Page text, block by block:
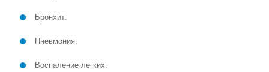
Бронхит.
Пневмония.
Воспаление легких.